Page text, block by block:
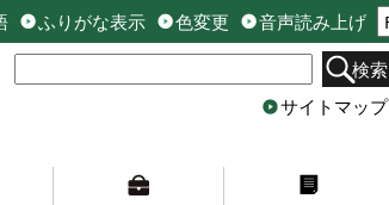
ふりがな表示 色変更
音声読み上げ
検索
サイトマップ